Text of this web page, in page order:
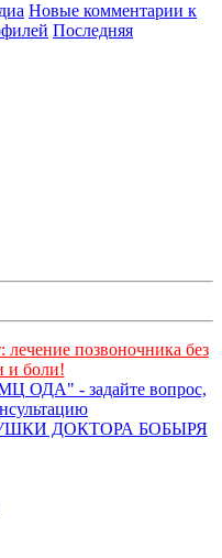
Новые комментарии к
Последняя
позвоночника без
и боли!
ОДА" - задайте вопрос,
ДОКТОРА БОБЫРЯ